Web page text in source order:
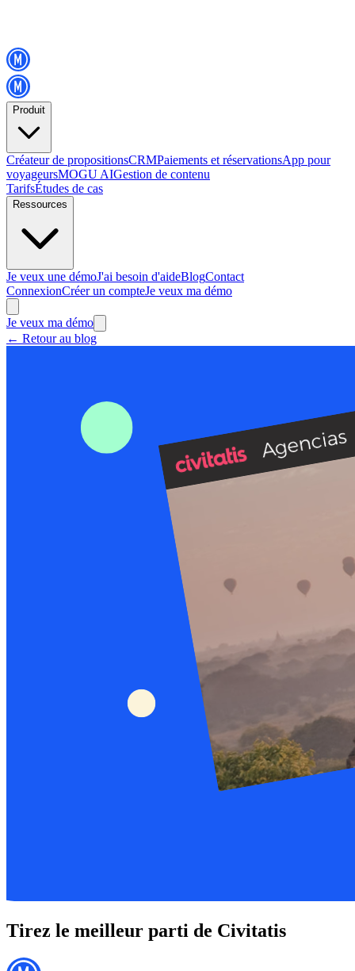
Produit
Créateur de propositionsCRMPaiements et réservationsApp pour
voyageursMOGU AIGestion de contenu
TarifsÉtudes de cas
Ressources
Je veux une démoJ'ai besoin d'aideBlogContact
ConnexionCréer un compteJe veux ma démo
Je veux ma démo
← Retour au blog
Tirez le meilleur parti de Civitatis